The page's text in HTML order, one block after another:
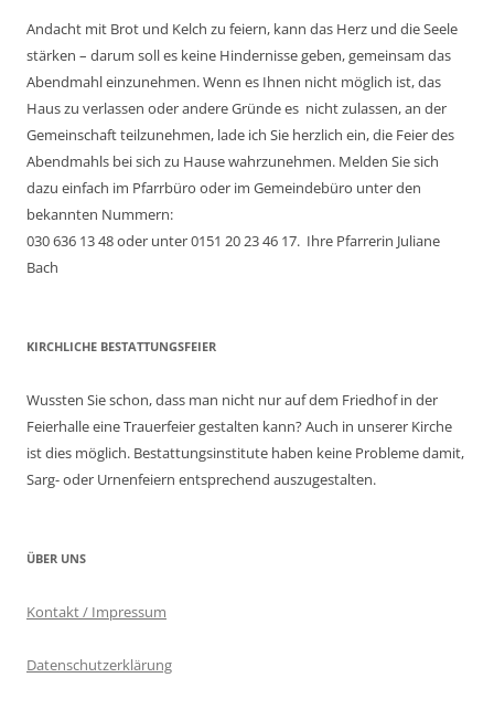
Andacht mit Brot und Kelch zu feiern, kann das Herz und die Seele
stärken – darum soll es keine Hindernisse geben, gemeinsam das
Abendmahl einzunehmen. Wenn es Ihnen nicht möglich ist, das
Haus zu verlassen oder andere Gründe es nicht zulassen, an der
Gemeinschaft teilzunehmen, lade ich Sie herzlich ein, die Feier des
Abendmahls bei sich zu Hause wahrzunehmen. Melden Sie sich
dazu einfach im Pfarrbüro oder im Gemeindebüro unter den
bekannten Nummern:
030 636 13 48 oder unter 0151 20 23 46 17. Ihre Pfarrerin Juliane
Bach
KIRCHLICHE BESTATTUNGSFEIER
Wussten Sie schon, dass man nicht nur auf dem Friedhof in der
Feierhalle eine Trauerfeier gestalten kann? Auch in unserer Kirche
ist dies möglich. Bestattungsinstitute haben keine Probleme damit,
Sarg- oder Urnenfeiern entsprechend auszugestalten.
ÜBER UNS
Kontakt / Impressum
Datenschutzerklärung